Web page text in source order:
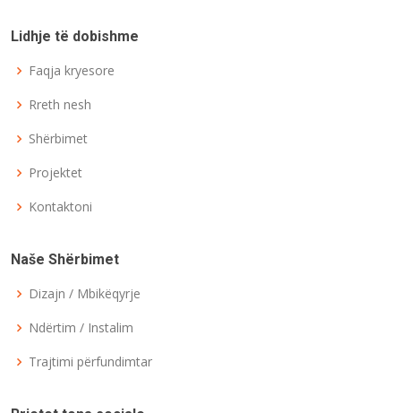
Lidhje të dobishme
Faqja kryesore
Rreth nesh
Shërbimet
Projektet
Kontaktoni
Naše Shërbimet
Dizajn / Mbikëqyrje
Ndërtim / Instalim
Trajtimi përfundimtar